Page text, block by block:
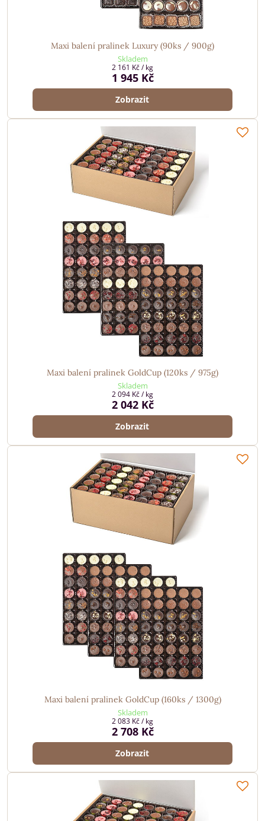
Maxi balení pralinek Luxury (90ks / 900g)
Skladem
1 945 Kč
2 161 Kč/ kg
Zobrazit
Maxi balení pralinek GoldCup (120ks / 975g)
Skladem
2 042 Kč
2 094 Kč/ kg
Zobrazit
Maxi balení pralinek GoldCup (160ks / 1300g)
Skladem
2 708 Kč
2 083 Kč/ kg
Zobrazit